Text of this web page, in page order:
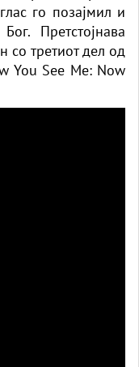
го позајмил и
Претстојнава
со третиот дел од
You See Me: Now